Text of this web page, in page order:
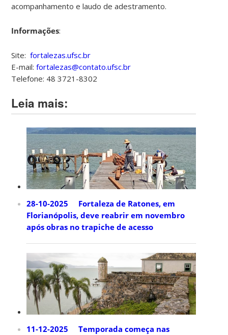
acompanhamento e laudo de adestramento.
Informações:
Site:fortalezas.ufsc.br
E-mail:fortalezas@contato.ufsc.br
Telefone: 48 3721-8302
Leia mais:
28-10-2025 Fortaleza de Ratones, em
Florianópolis, deve reabrir em novembro
após obras no trapiche de acesso
11-12-2025 Temporada começa nas